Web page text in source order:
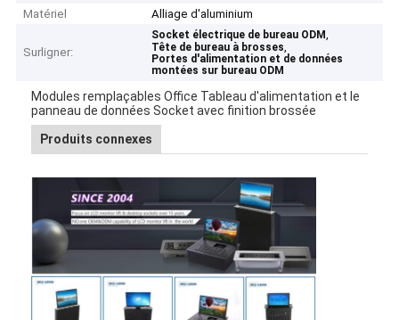
Matériel
Alliage d'aluminium
Surligner:
Socket électrique de bureau ODM,
Tête de bureau à brosses,
Portes d'alimentation et de données
montées sur bureau ODM
Modules remplaçables Office Tableau d'alimentation et le
panneau de données Socket avec finition brossée
Produits connexes